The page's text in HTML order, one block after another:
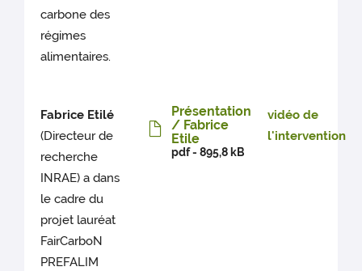
carbone des
régimes
alimentaires.
Fabrice Etilé
(Directeur de
recherche
INRAE) a dans
le cadre du
projet lauréat
FairCarboN
PREFALIM
Présentation
/ Fabrice
Etile
pdf - 895,8 kB
vidéo de
l'intervention